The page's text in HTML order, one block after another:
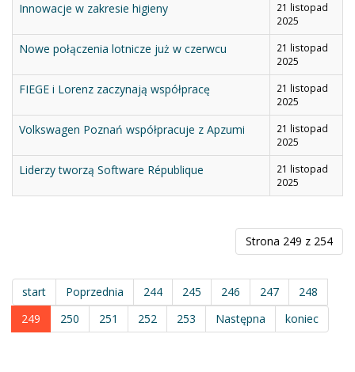
Innowacje w zakresie higieny
21 listopad
2025
Nowe połączenia lotnicze już w czerwcu
21 listopad
2025
FIEGE i Lorenz zaczynają współpracę
21 listopad
2025
Volkswagen Poznań współpracuje z Apzumi
21 listopad
2025
Liderzy tworzą Software République
21 listopad
2025
Strona 249 z 254
start Poprzednia 244 245 246 247
248
249
250 251 252 253 Następna koniec